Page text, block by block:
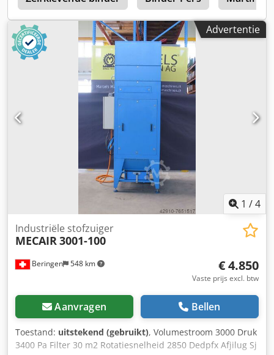
(zaaibedbereiding + zaaicombinatie) Bouwjaar: ca. 2021 –
heden Toepassing: Conventionele, minimale
bodembewerking en directzaaisystemen Optie: Zaaien +
bemesten (de "DZ"-versie = dubbele trechter / dubbel
systeem) Technische specificaties: Werkbreedte: 6 m
Transportbreedte: 3 m Aantal rijen: 48 Rijafstand: 12,5 cm
Drukwieldiameter: ca. 380 mm Trechterinhoud: tot ca.
5600 l (gesplitst, bijvoorbeeld 40:60) Benodigd
trekkervermogen: ca. 180 – 250 pk
Advertentie
1 /4
Beringen 548 km
Industriële stofzuiger
MECAIR3001-100
€ 4.850
Vaste prijs excl. btw
Aanvragen Bellen
Toestand: uitstekend (gebruikt), Volumestroom 3000 Druk
3400 Pa Filter 30 m2 Rotatiesnelheid 2850 Dedpfx Afjilug Sj